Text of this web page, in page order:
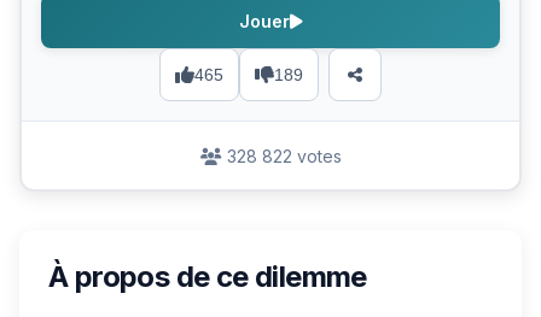
465 189
Jouer
328 822 votes
À propos de ce dilemme